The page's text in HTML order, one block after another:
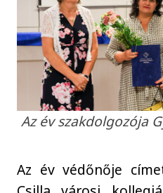
Az év szakdolgozója
Az év védőnője